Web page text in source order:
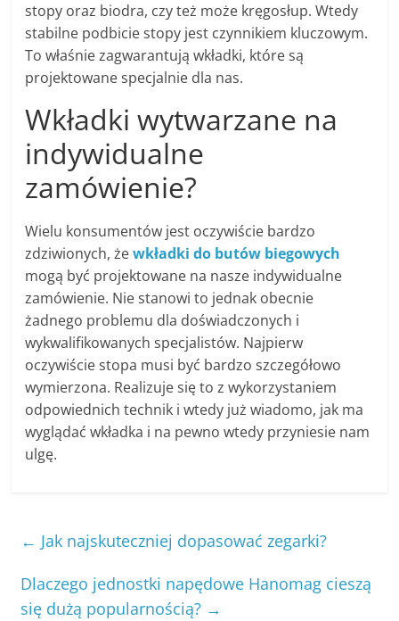
stopy oraz biodra, czy też może kręgosłup. Wtedy
stabilne podbicie stopy jest czynnikiem kluczowym.
To właśnie zagwarantują wkładki, które są
projektowane specjalnie dla nas.
Wkładki wytwarzane na
indywidualne
zamówienie?
Wielu konsumentów jest oczywiście bardzo
zdziwionych, żewkładki do butów biegowych
mogą być projektowane na nasze indywidualne
zamówienie. Nie stanowi to jednak obecnie
żadnego problemu dla doświadczonych i
wykwalifikowanych specjalistów. Najpierw
oczywiście stopa musi być bardzo szczegółowo
wymierzona. Realizuje się to z wykorzystaniem
odpowiednich technik i wtedy już wiadomo, jak ma
wyglądać wkładka i na pewno wtedy przyniesie nam
ulgę.
← Jak najskuteczniej dopasować zegarki?
Dlaczego jednostki napędowe Hanomag cieszą
się dużą popularnością? →